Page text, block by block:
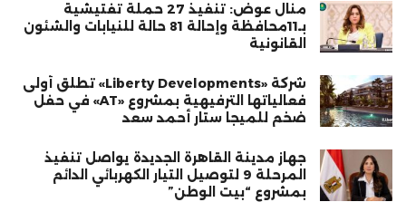
منال عوض: تنفيذ 27 حملة تفتيشية
بـ11محافظة وإحالة 81 حالة للنيابات والشئون
القانونية
شركة «Liberty Developments» تطلق أولى
فعالياتها الترفيهية بمشروع «AT» في حفل
ضخم للميجا ستار أحمد سعد
جهاز مدينة القاهرة الجديدة يواصل تنفيذ
المرحلة 9 لتوصيل التيار الكهربائي الدائم
بمشروع “بيت الوطن”